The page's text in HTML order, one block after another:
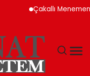
Çakallı Menemeni